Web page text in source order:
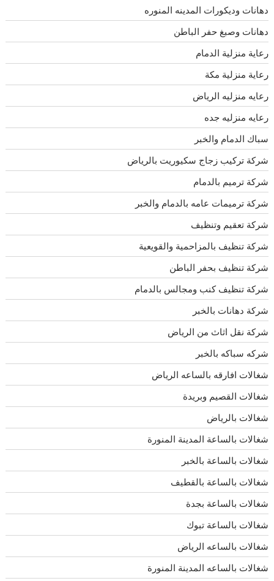
دهانات وديكورات المدينه المنوره
دهانات وصبغ حفر الباطن
رعاية منزلية الدمام
رعاية منزلية مكة
رعايه منزليه الرياض
رعايه منزليه جده
سباك الدمام والخبر
شركة تركيب زجاج سكيوريت بالرياض
شركة ترميم بالدمام
شركة ترميمات عامه بالدمام والخبر
شركة تعقيم وتنظيف
شركة تنظيف بالمزاحمية والقويعية
شركة تنظيف بحفر الباطن
شركة تنظيف كنب ومجالس بالدمام
شركة دهانات بالخبر
شركة نقل اثاث من الرياض
شركه سباكه بالخبر
شغالات افارقه بالساعه الرياض
شغالات القصيم وبريدة
شغالات بالرياض
شغالات بالساعة المدينة المنورة
شغالات بالساعة بالخبر
شغالات بالساعة بالقطيف
شغالات بالساعة بجدة
شغالات بالساعة تبوك
شغالات بالساعه الرياض
شغالات بالساعه المدينة المنورة